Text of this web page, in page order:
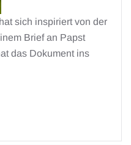
sich inspiriert von der
Brief an Papst
das Dokument ins